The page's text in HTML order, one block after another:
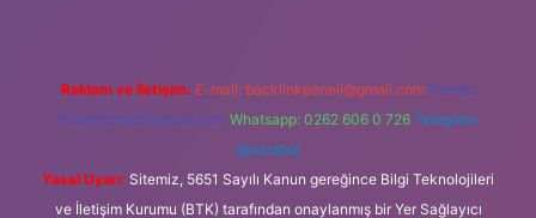
Reklam ve İletişim: E-mail: backlinkpaneli@gmail.com Teams:
forumhizmeti@gmail.com Whatsapp: 0262 606 0 726 Telegram:
@karabul
Yasal Uyarı: Sitemiz, 5651 Sayılı Kanun gereğince Bilgi Teknolojileri
ve İletişim Kurumu (BTK) tarafından onaylanmış bir Yer Sağlayıcı